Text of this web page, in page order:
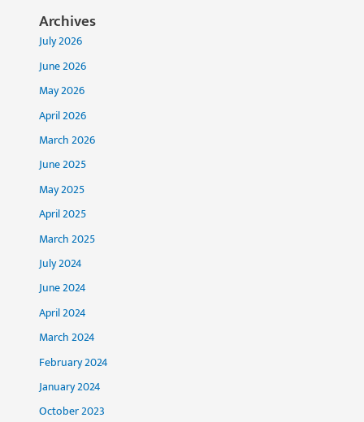
Archives
July 2026
June 2026
May 2026
April 2026
March 2026
June 2025
May 2025
April 2025
March 2025
July 2024
June 2024
April 2024
March 2024
February 2024
January 2024
October 2023